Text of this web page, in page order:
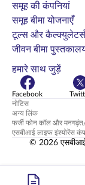
समूह की कंपनियां
समूह बीमा योजनाएँ
टूल्स और कैल्क्युलेटर्स
जीवन बीमा
हमारे साथ जुड़ें
Facebook
नोटिस
अन्य लिंक
फर्जी फोन कॉल और मनगढ़ंत/
एसबीआई लाइफ इंश्योरेंस
© 2026 एसबीआई